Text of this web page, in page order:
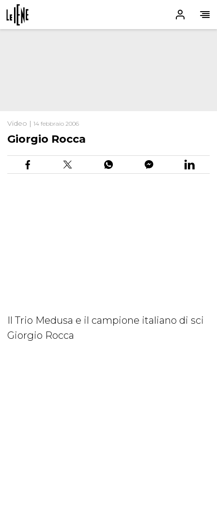
Video | 14 febbraio 2006
Giorgio Rocca
Il Trio Medusa e il campione italiano di sci
Giorgio Rocca